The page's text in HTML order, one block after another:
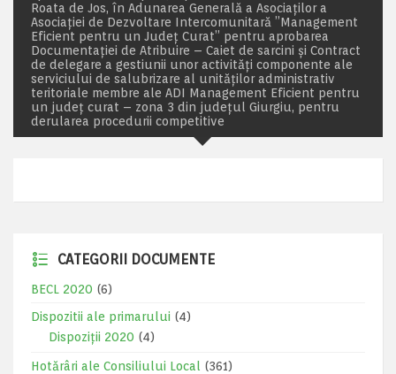
Roata de Jos, în Adunarea Generală a Asociaților a
Asociației de Dezvoltare Intercomunitară ”Management
Eficient pentru un Județ Curat” pentru aprobarea
Documentației de Atribuire – Caiet de sarcini și Contract
de delegare a gestiunii unor activităţi componente ale
serviciului de salubrizare al unităților administrativ
teritoriale membre ale ADI Management Eficient pentru
un județ curat – zona 3 din județul Giurgiu, pentru
derularea procedurii competitive
CATEGORII DOCUMENTE
BECL 2020 (6)
Dispozitii ale primarului (4)
Dispoziții 2020 (4)
Hotărâri ale Consiliului Local
(361)